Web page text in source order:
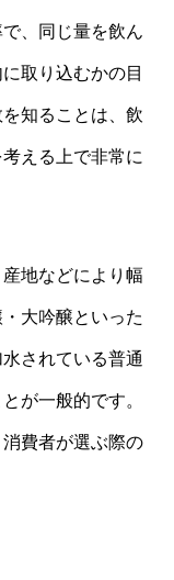
、同じ量を飲ん
取り込むかの目
知ることは、飲
える上で非常に
地などにより幅
大吟醸といった
されている普通
が一般的です。
費者が選ぶ際の